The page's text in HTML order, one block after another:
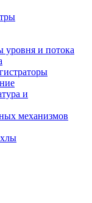
уровня и потока
и
механизмов